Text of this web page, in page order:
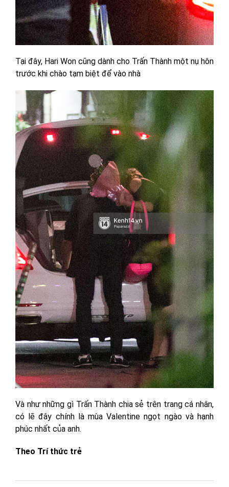
Tại đây, Hari Won cũng dành cho Trấn Thành một nụ hôn
trước khi chào tạm biệt để vào nhà
Và như những gì Trấn Thành chia sẻ trên trang cá nhân,
có lẽ đây chính là mùa Valentine ngọt ngào và hạnh
phúc nhất của anh.
Theo Trí thức trẻ